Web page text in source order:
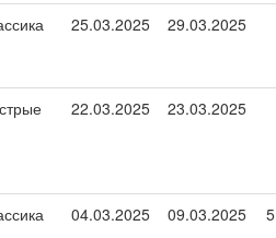
25.03.2025 29.03.2025
22.03.2025 23.03.2025
04.03.2025 09.03.2025 5